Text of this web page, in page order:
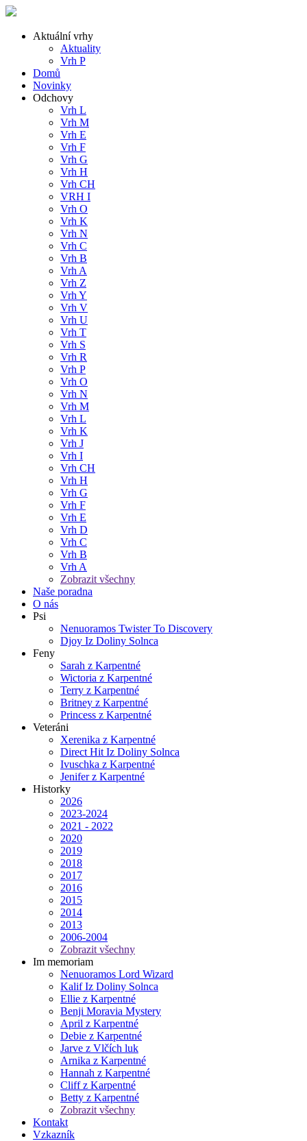
Aktuální vrhy
Aktuality
Vrh P
Domů
Novinky
Odchovy
Vrh L
Vrh M
Vrh E
Vrh F
Vrh G
Vrh H
Vrh CH
VRH I
Vrh O
Vrh K
Vrh N
Vrh C
Vrh B
Vrh A
Vrh Z
Vrh Y
Vrh V
Vrh U
Vrh T
Vrh S
Vrh R
Vrh P
Vrh O
Vrh N
Vrh M
Vrh L
Vrh K
Vrh J
Vrh I
Vrh CH
Vrh H
Vrh G
Vrh F
Vrh E
Vrh D
Vrh C
Vrh B
Vrh A
Zobrazit všechny
Naše poradna
O nás
Psi
Nenuoramos Twister To Discovery
Djoy Iz Doliny Solnca
Feny
Sarah z Karpentné
Wictoria z Karpentné
Terry z Karpentné
Britney z Karpentné
Princess z Karpentné
Veteráni
Xerenika z Karpentné
Direct Hit Iz Doliny Solnca
Ivuschka z Karpentné
Jenifer z Karpentné
Historky
2026
2023-2024
2021 - 2022
2020
2019
2018
2017
2016
2015
2014
2013
2006-2004
Zobrazit všechny
Im memoriam
Nenuoramos Lord Wizard
Kalif Iz Doliny Solnca
Ellie z Karpentné
Benji Moravia Mystery
April z Karpentné
Debie z Karpentné
Jarve z Vlčích luk
Arnika z Karpentné
Hannah z Karpentné
Cliff z Karpentné
Betty z Karpentné
Zobrazit všechny
Kontakt
Vzkazník